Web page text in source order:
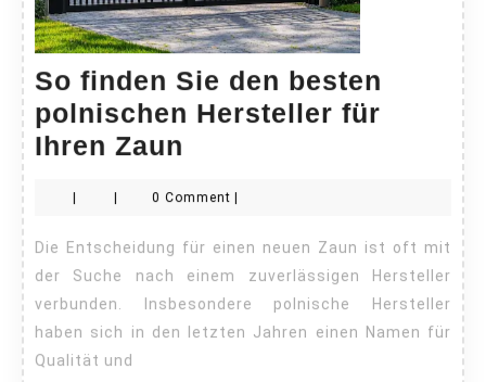
So finden Sie den besten
polnischen Hersteller für
Ihren Zaun
Sie
den
besten
polnischen
Hersteller
| | 0 Comment |
Die Entscheidung für einen neuen Zaun ist oft mit
der Suche nach einem zuverlässigen Hersteller
verbunden. Insbesondere polnische Hersteller
haben sich in den letzten Jahren einen Namen für
Qualität und